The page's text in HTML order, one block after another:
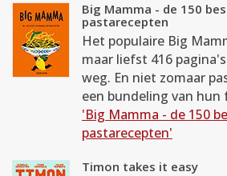
Big Mamma - de 150
pastarecepten
Het populaire Big
maar liefst 416
weg. En niet zomaar
een bundeling van hun
'Big Mamma - de 150
pastarecepten'
Timon takes it easy